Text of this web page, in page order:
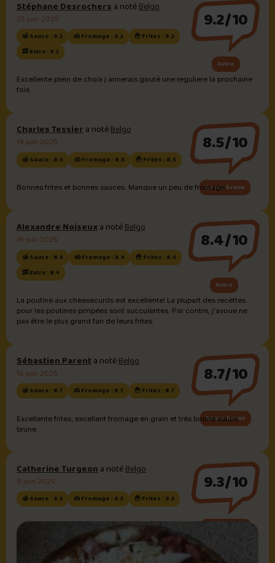
Stéphane Desrochersa notéBelgo
25 juin 2025
🍯 Sauce : 9.2 🧀 Fromage : 9.2
🍟 Frites : 9.2
🥓 Extra : 9.2
9.2/10
Autre
Excellente plein de choix j aimerais gouté une reguliere la prochaine
fois
Charles Tessiera notéBelgo
19 juin 2025
🍯 Sauce : 8.5 🧀 Fromage : 8.5 🍟 Frites : 8.5
8.5/10
Sauce brune
Bonnes frites et bonnes sauces. Manque un peu de fromage.
Alexandre Noiseuxa notéBelgo
18 juin 2025
🍯 Sauce : 8.4 🧀 Fromage : 8.4
🍟 Frites : 8.4
🥓 Extra : 8.4
8.4/10
Autre
La poutine aux cheesecurds est excellente! La plupart des recettes
pour les poutines pimpées sont succulentes. Par contre, j'avoue ne
pas être le plus grand fan de leurs frites.
Sébastien Parenta notéBelgo
16 juin 2025
🍯 Sauce : 8.7 🧀 Fromage : 8.7 🍟 Frites : 8.7
8.7/10
Sauce brune
Excellente frites, excellent fromage en grain et très bonne sauce
brune.
Catherine Turgeona notéBelgo
9 juin 2025
🍯 Sauce : 9.3 🧀 Fromage : 9.3 🍟 Frites : 9.3
9.3/10